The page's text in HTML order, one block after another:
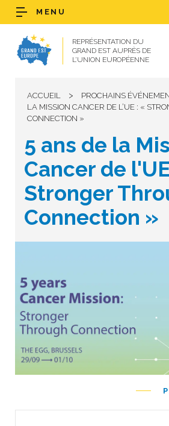
REPRÉSENTATION DU
GRAND EST AUPRÈS DE
L’UNION EUROPÉENNE
MENU
ACCUEIL > PROCHAINS
LA MISSION CANCER DE L’UE : «
CONNECTION »
5 ans de la
Cancer de
Stronger
Connection »